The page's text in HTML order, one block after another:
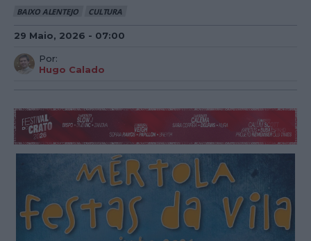
BAIXO ALENTEJO CULTURA
29 Maio, 2026 - 07:00
Por:
Hugo Calado